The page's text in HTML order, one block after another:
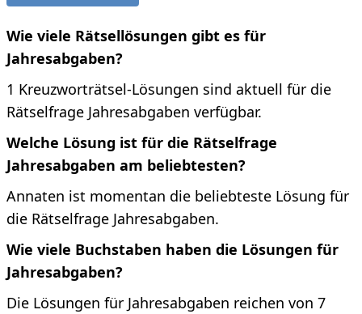
Wie viele Rätsellösungen gibt es für
Jahresabgaben?
1 Kreuzworträtsel-Lösungen sind aktuell für die
Rätselfrage Jahresabgaben verfügbar.
Welche Lösung ist für die Rätselfrage
Jahresabgaben am beliebtesten?
Annaten ist momentan die beliebteste Lösung für
die Rätselfrage Jahresabgaben.
Wie viele Buchstaben haben die Lösungen für
Jahresabgaben?
Die Lösungen für Jahresabgaben reichen von 7